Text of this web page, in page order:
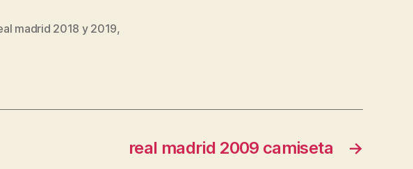
madrid 2018 y 2019,
→
real madrid 2009 camiseta